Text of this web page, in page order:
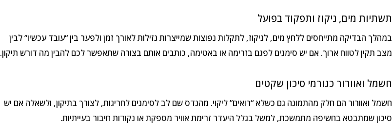
תשתיות מים, ניקוז ותפקוד בפועל
במהלך הבדיקה מתייחסים ללחץ מים, לניקוז, לתקלות נפוצות שמייצרות נזילות לאורך זמן ולפער בין “עובד עכשיו” לבין
מצב תקין לטווח ארוך. אם יש סימנים לפגם בזרימה או באטימה, כותבים אותם בצורה שתאפשר לכם להבין מה דורש תיקון.
חשמל ואוורור כגורמי סיכון שקטים
חשמל ואוורור הם חלק מהתמונה גם כשלא “רואים” ליקוי. מהנדס שם לב לסימנים לחריגות, לצורך בתיקון, ולשאלה אם יש
סיכון שמתבטא בחשיפה מתמשכת, למשל בגלל היעדר זרימת אוויר מספקת או נקודות חיבור בעייתיות.